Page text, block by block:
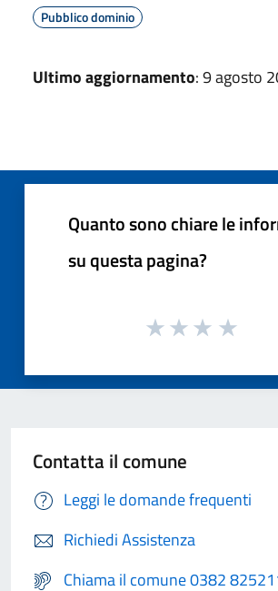
Pubblico dominio
Ultimo aggiornamento: 9 agosto
Quanto sono chiare le
su questa pagina?
Contatta il comune
Leggi le domande frequenti
Richiedi Assistenza
Chiama il comune 0382